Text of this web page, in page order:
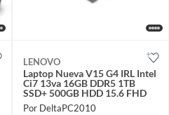
LENOVO
Laptop Nueva V15 G4 IRL Intel
Ci7 13va 16GB DDR5 1TB
SSD+ 500GB HDD 15.6 FHD
Por DeltaPC2010